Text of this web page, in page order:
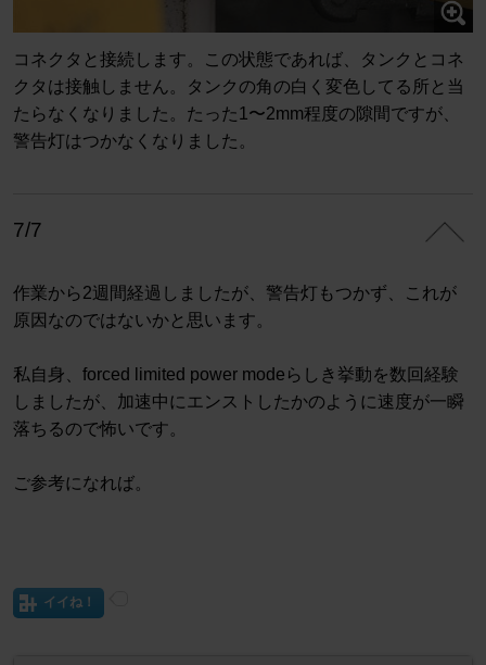
コネクタと接続します。この状態であれば、タンクとコネ
クタは接触しません。タンクの角の白く変色してる所と当
たらなくなりました。たった1〜2mm程度の隙間ですが、
警告灯はつかなくなりました。
7/7
作業から2週間経過しましたが、警告灯もつかず、これが
原因なのではないかと思います。
私自身、forced limited power modeらしき挙動を数回経験
しましたが、加速中にエンストしたかのように速度が一瞬
落ちるので怖いです。
ご参考になれば。
イイね！